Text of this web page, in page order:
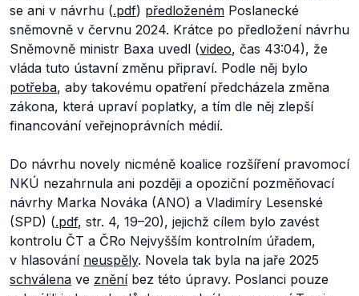
se ani v návrhu (.pdf) předloženém Poslanecké
sněmovně v červnu 2024. Krátce po předložení návrhu
Sněmovně ministr Baxa uvedl (video, čas 43:04), že
vláda tuto ústavní změnu připraví. Podle něj bylo
potřeba, aby takovému opatření předcházela změna
zákona, která upraví poplatky, a tím dle něj zlepší
financování veřejnoprávních médií.
Do návrhu novely nicméně koalice rozšíření pravomocí
NKÚ nezahrnula ani později a opoziční pozměňovací
návrhy Marka Nováka (ANO) a Vladimíry Lesenské
(SPD) (.pdf, str. 4, 19–20), jejichž cílem bylo zavést
kontrolu ČT a ČRo Nejvyšším kontrolním úřadem,
v hlasování neuspěly. Novela tak byla na jaře 2025
schválena ve zněníbez této úpravy. Poslanci pouze